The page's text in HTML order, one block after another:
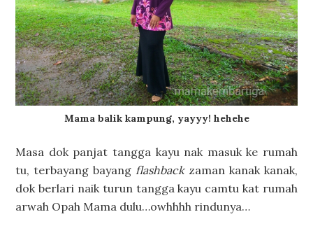
Mama balik kampung, yayyy! hehehe
Masa dok panjat tangga kayu nak masuk ke rumah
tu, terbayang bayang flashbackzaman kanak kanak,
dok berlari naik turun tangga kayu camtu kat rumah
arwah Opah Mama dulu…owhhhh rindunya…